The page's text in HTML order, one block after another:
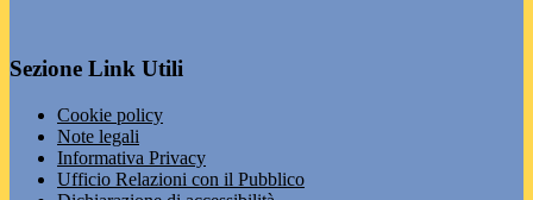
Sezione Link Utili
Cookie policy
Note legali
Informativa Privacy
Ufficio Relazioni con il Pubblico